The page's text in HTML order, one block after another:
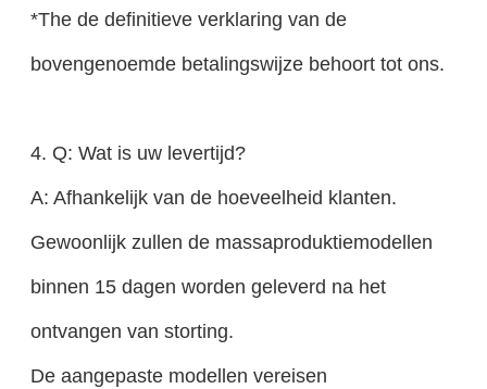
*The de definitieve verklaring van de
bovengenoemde betalingswijze behoort tot ons.
4. Q: Wat is uw levertijd?
A: Afhankelijk van de hoeveelheid klanten.
Gewoonlijk zullen de massaproduktiemodellen
binnen 15 dagen worden geleverd na het
ontvangen van storting.
De aangepaste modellen vereisen